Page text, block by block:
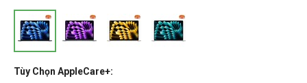
Tùy Chọn AppleCare+: